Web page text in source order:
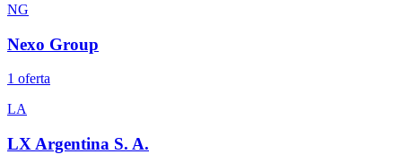
NG
Nexo Group
1 oferta
LA
LX Argentina S. A.